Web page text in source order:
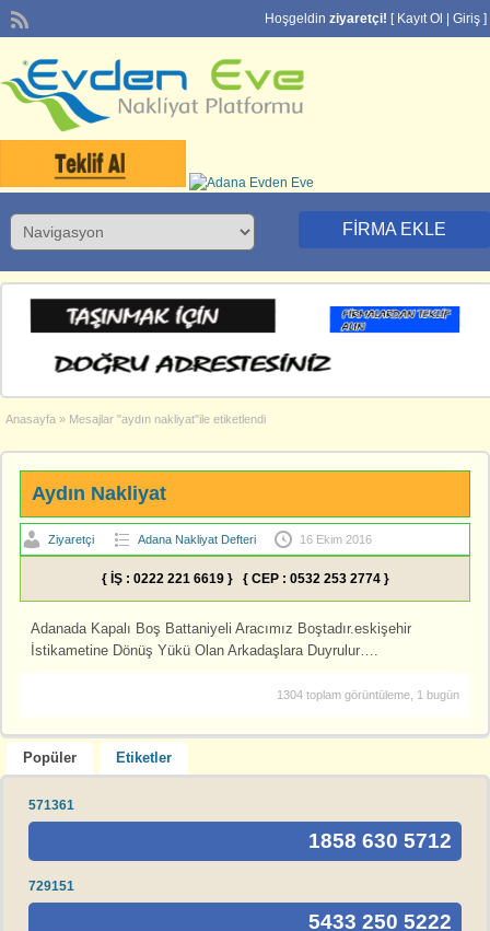
Hoşgeldin ziyaretçi! [ Kayıt Ol Giriş ]
FIRMA EKLE
Anasayfa » Mesajlar "aydın nakliyat"ile etiketlendi
Aydın Nakliyat
Ziyaretçi Adana Nakliyat Defteri 16 Ekim 2016
{ İŞ : 0222 221 6619 } { CEP : 0532 253 2774 }
Adanada Kapalı Boş Battaniyeli Aracımız Boştadır.eskişehir
İstikametine Dönüş Yükü Olan Arkadaşlara Duyrulur….
1304 toplam görüntüleme, 1 bugün
Popüler Etiketler
571361
1858 630 5712
729151
5433 250 5222